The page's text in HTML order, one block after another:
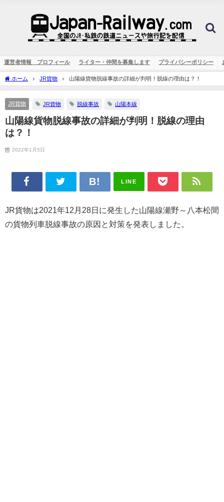
運営者情報 プロフィール ライター・仲間を募集します プライバシーポリシー
ホーム JR貨物 山陽線貨物脱線事故の詳細が判明！脱線の理由は？！
JR貨物 JR貨物 脱線事故 山陽本線
山陽線貨物脱線事故の詳細が判明！脱線の理由
は？！
2022年1月5日
LINE
JR貨物は2021年12月28日に発生した山陽線瀬野～八本松間
の貨物列車脱線事故の原因と対策を発表しました。